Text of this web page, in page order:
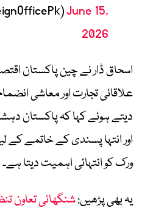
June 15,
2026
اسحاق ڈار نے چین پاکستان
علاقائی تجارت اور معاشی
دیتے ہوئے کہا کہ پاکستان
اور انتہا پسندی کے خاتمے کے
ورک کو انتہائی اہمیت دیتا ہے۔
یہ بھی پڑھیں:شنگھائی تعاون